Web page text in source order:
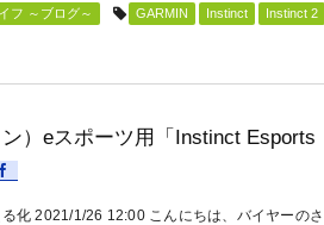
フ ～ブログ～ GARMIN Instinct
Instinct 2
）eスポーツ用「Instinct Esports
化 2021/1/26 12:00 こんにちは、バイヤーのさ